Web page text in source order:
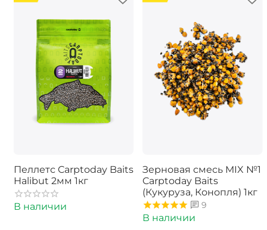
Пеллетс Carptoday Baits
Halibut 2мм 1кг
В наличии
Зерновая смесь MIX №1
Carptoday Baits
(Кукуруза, Конопля) 1кг
9
В наличии